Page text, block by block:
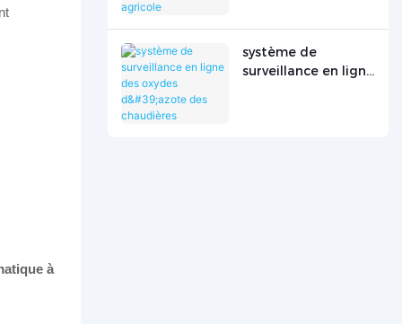
à
système de
surveillance en ligne